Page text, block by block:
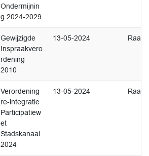
Ondermijnin
g 2024-2029
Gewijzigde
Inspraakvero
rdening
2010
13-05-2024 Raad
Verordening
re-integratie
Participatiew
et
Stadskanaal
2024
13-05-2024 Raad